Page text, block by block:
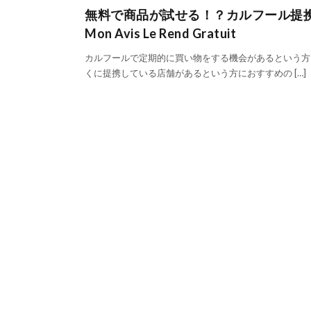
無料で商品が試せる！？カルフール提
Mon Avis Le Rend Gratuit
カルフールで定期的に買い物をする機会があるという
くに提携している店舗があるという方におすすめの […]